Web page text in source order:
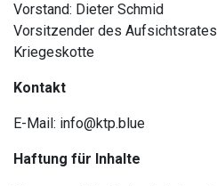
Vorstand: Dieter Schmid
Vorsitzender des
Kriegeskotte
Kontakt
E-Mail: info@ktp.blue
Haftung für Inhalte